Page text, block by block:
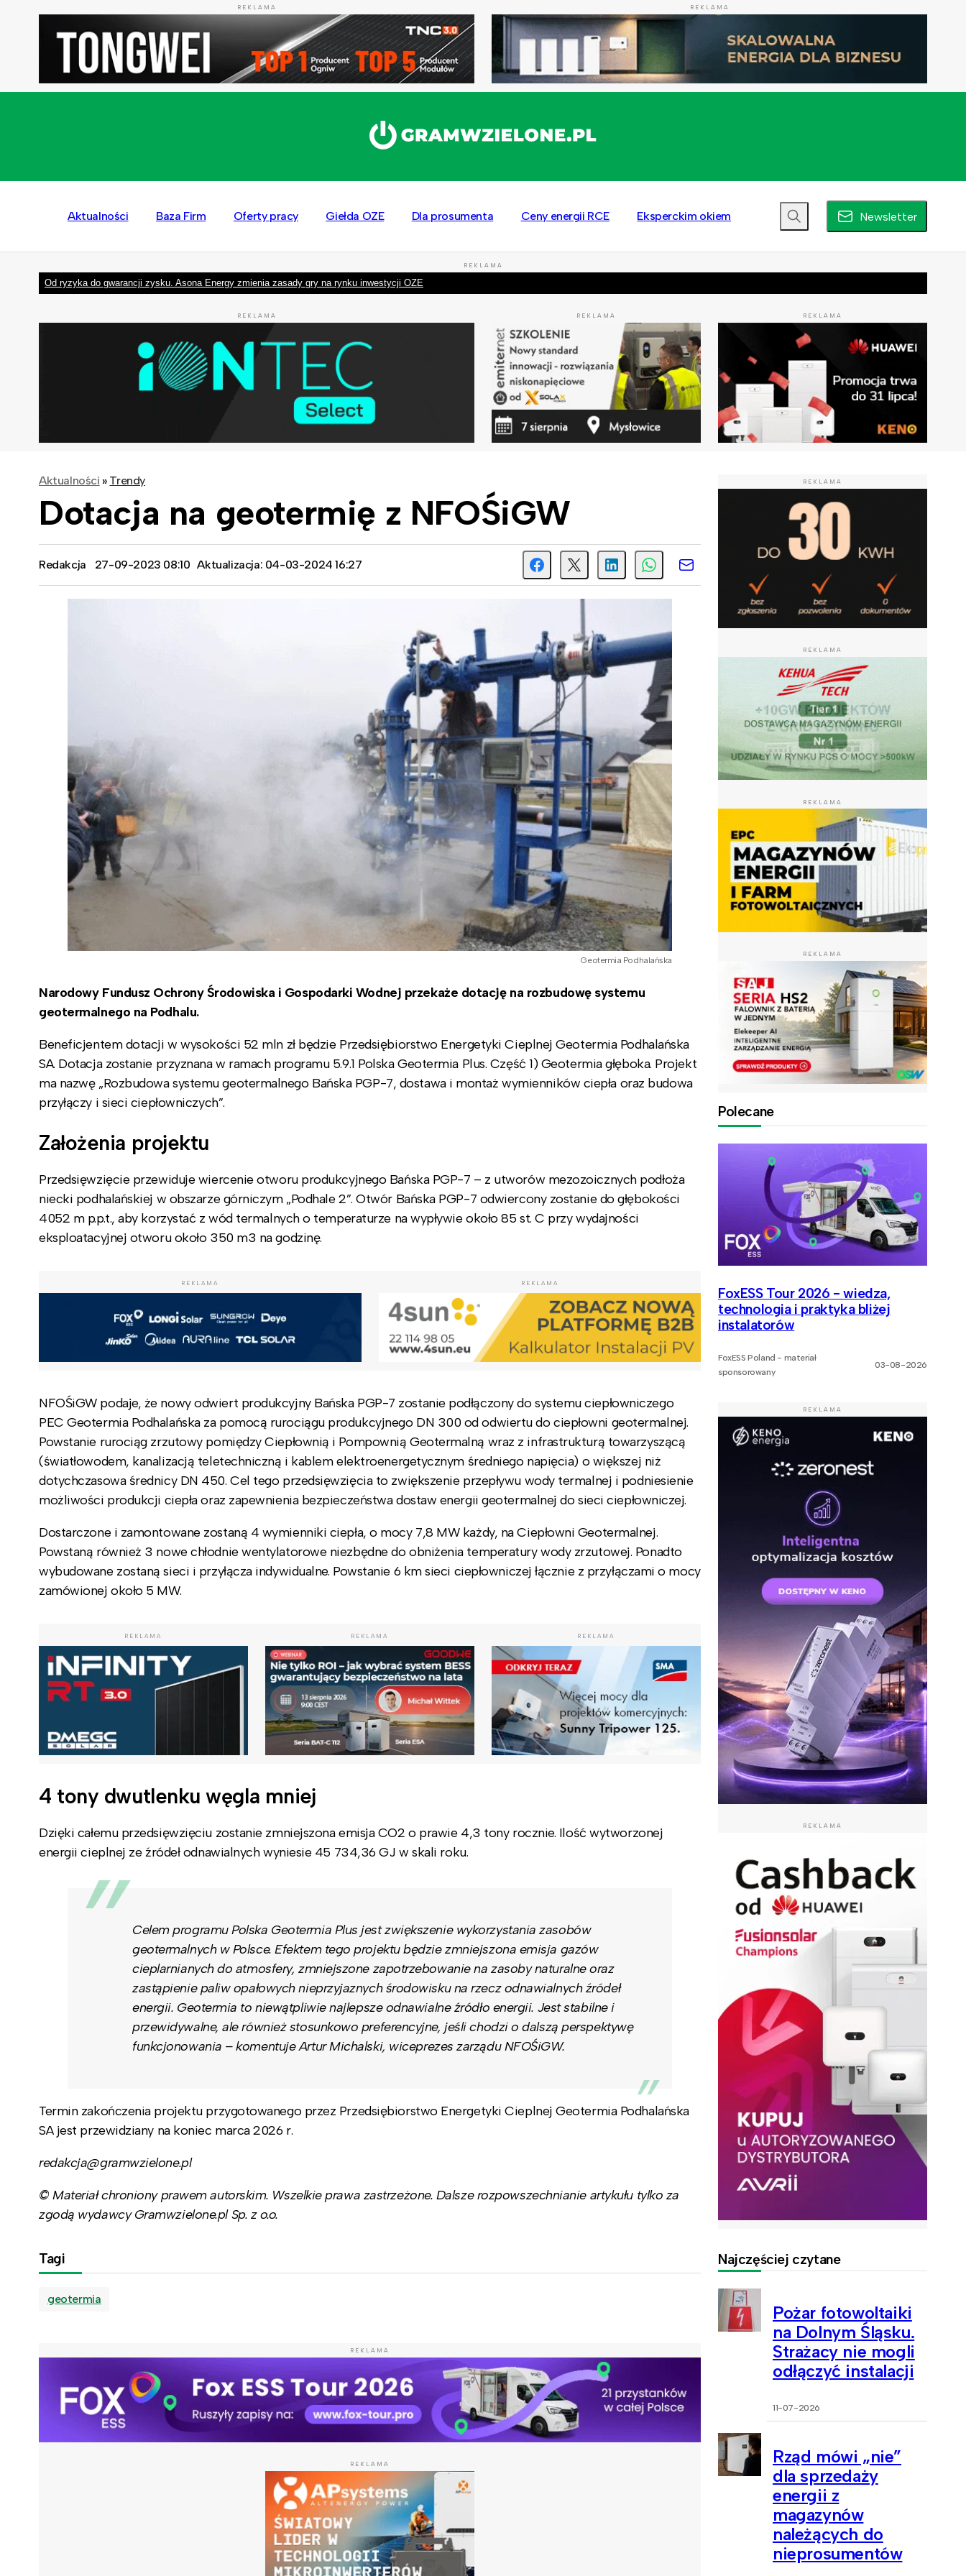
REKLAMA REKLAMA
Aktualności Baza Firm Oferty pracy Giełda OZE Dla prosumenta Ceny energii RCE Eksperckim okiem Newsletter
REKLAMA
Od ryzyka do gwarancji zysku. Asona Energy zmienia zasady gry na rynku inwestycji OZE
REKLAMA REKLAMA REKLAMA
Aktualności » Trendy
Dotacja na geotermię z NFOŚiGW
Redakcja 27-09-2023 08:10 Aktualizacja: 04-03-2024 16:27
Geotermia Podhalańska
Narodowy Fundusz Ochrony Środowiska i Gospodarki Wodnej przekaże dotację na rozbudowę systemu
geotermalnego na Podhalu.
Beneficjentem dotacji w wysokości 52 mln zł będzie Przedsiębiorstwo Energetyki Cieplnej Geotermia Podhalańska
SA. Dotacja zostanie przyznana w ramach programu 5.9.1 Polska Geotermia Plus. Część 1) Geotermia głęboka. Projekt
ma nazwę „Rozbudowa systemu geotermalnego Bańska PGP-7, dostawa i montaż wymienników ciepła oraz budowa
przyłączy i sieci ciepłowniczych”.
Założenia projektu
Przedsięwzięcie przewiduje wiercenie otworu produkcyjnego Bańska PGP-7 – z utworów mezozoicznych podłoża
niecki podhalańskiej w obszarze górniczym „Podhale 2”. Otwór Bańska PGP-7 odwiercony zostanie do głębokości
4052 m p.p.t., aby korzystać z wód termalnych o temperaturze na wypływie około 85 st. C przy wydajności
eksploatacyjnej otworu około 350 m3 na godzinę.
REKLAMA REKLAMA
NFOŚiGW podaje, że nowy odwiert produkcyjny Bańska PGP-7 zostanie podłączony do systemu ciepłowniczego
PEC Geotermia Podhalańska za pomocą rurociągu produkcyjnego DN 300 od odwiertu do ciepłowni geotermalnej.
Powstanie rurociąg zrzutowy pomiędzy Ciepłownią i Pompownią Geotermalną wraz z infrastrukturą towarzyszącą
(światłowodem, kanalizacją teletechniczną i kablem elektroenergetycznym średniego napięcia) o większej niż
dotychczasowa średnicy DN 450. Cel tego przedsięwzięcia to zwiększenie przepływu wody termalnej i podniesienie
możliwości produkcji ciepła oraz zapewnienia bezpieczeństwa dostaw energii geotermalnej do sieci ciepłowniczej.
Dostarczone i zamontowane zostaną 4 wymienniki ciepła, o mocy 7,8 MW każdy, na Ciepłowni Geotermalnej.
Powstaną również 3 nowe chłodnie wentylatorowe niezbędne do obniżenia temperatury wody zrzutowej. Ponadto
wybudowane zostaną sieci i przyłącza indywidualne. Powstanie 6 km sieci ciepłowniczej łącznie z przyłączami o mocy
zamówionej około 5 MW.
REKLAMA REKLAMA REKLAMA
4 tony dwutlenku węgla mniej
Dzięki całemu przedsięwzięciu zostanie zmniejszona emisja CO2 o prawie 4,3 tony rocznie. Ilość wytworzonej
energii cieplnej ze źródeł odnawialnych wyniesie 45 734,36 GJ w skali roku.
Celem programu Polska Geotermia Plus jest zwiększenie wykorzystania zasobów
geotermalnych w Polsce. Efektem tego projektu będzie zmniejszona emisja gazów
cieplarnianych do atmosfery, zmniejszone zapotrzebowanie na zasoby naturalne oraz
zastąpienie paliw opałowych nieprzyjaznych środowisku na rzecz odnawialnych źródeł
energii. Geotermia to niewątpliwie najlepsze odnawialne źródło energii. Jest stabilne i
przewidywalne, ale również stosunkowo preferencyjne, jeśli chodzi o dalszą perspektywę
funkcjonowania – komentuje Artur Michalski, wiceprezes zarządu NFOŚiGW.
Termin zakończenia projektu przygotowanego przez Przedsiębiorstwo Energetyki Cieplnej Geotermia Podhalańska
SA jest przewidziany na koniec marca 2026 r.
redakcja@gramwzielone.pl
© Materiał chroniony prawem autorskim. Wszelkie prawa zastrzeżone. Dalsze rozpowszechnianie artykułu tylko za
zgodą wydawcy Gramwzielone.pl Sp. z o.o.
Tagi
geotermia
REKLAMA
REKLAMA
REKLAMA
REKLAMA
REKLAMA
REKLAMA
Polecane
FoxESS Tour 2026 - wiedza,
technologia i praktyka bliżej
instalatorów
FoxESS Poland - materiał
sponsorowany
03-08-2026
REKLAMA
REKLAMA
Najczęściej czytane
Pożar fotowoltaiki
na Dolnym Śląsku.
Strażacy nie mogli
odłączyć instalacji
11-07-2026
Rząd mówi „nie”
dla sprzedaży
energii z
magazynów
należących do
nieprosumentów